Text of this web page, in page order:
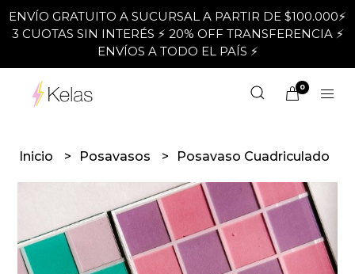
ENVÍO GRATUITO A SUCURSAL A PARTIR DE $100.000⚡
3 CUOTAS SIN INTERÉS ⚡ 20% OFF TRANSFERENCIA ⚡
ENVÍOS A TODO EL PAÍS ⚡
0
Inicio Posavasos Posavaso Cuadriculado